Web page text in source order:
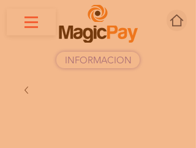
INFORMACION